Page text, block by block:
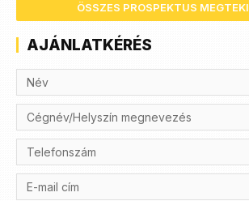
ÖSSZES PROSPEKTUS
AJÁNLATKÉRÉS